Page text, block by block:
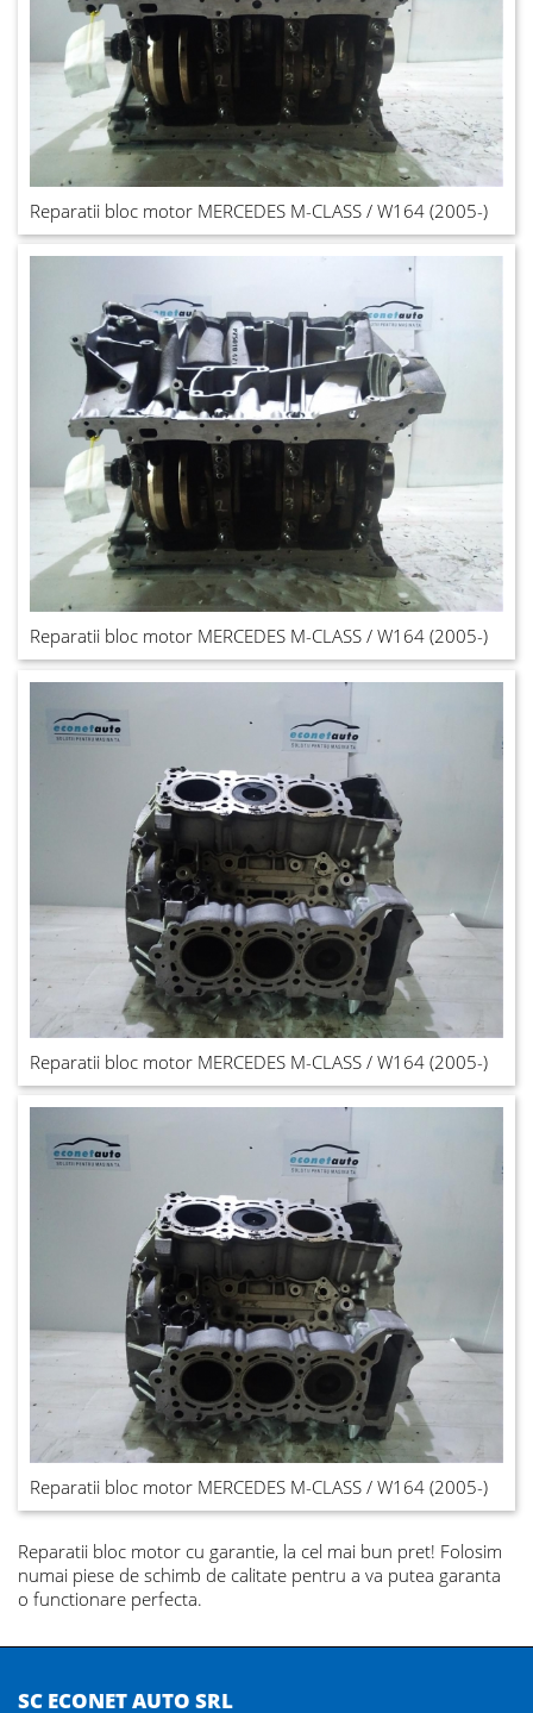
Reparatii bloc motor MERCEDES M-CLASS / W164 (2005-)
Reparatii bloc motor MERCEDES M-CLASS / W164 (2005-)
Reparatii bloc motor MERCEDES M-CLASS / W164 (2005-)
Reparatii bloc motor MERCEDES M-CLASS / W164 (2005-)
Reparatii bloc motorcu garantie, la cel mai bun pret! Folosim
numai piese de schimb de calitate pentru a va putea garanta
o functionare perfecta.
SC ECONET AUTO SRL